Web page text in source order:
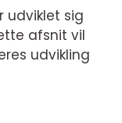
udviklet sig
afsnit vil
udvikling